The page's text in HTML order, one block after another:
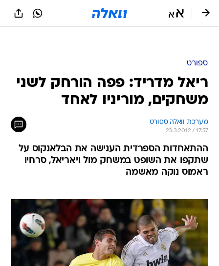
ספורט
ריאל מדריד: פפה הורחק לשני
משחקים, מוריניו לאחד
מערכת וואלה ספורט
23.3.2012 / 17:57
ההתאחדות הספרדית הענישה את הבלאנקוס על
שתקפו את השופט במשחק מול ויאריאל, סרחיו
ראמוס נוקה מאשמה